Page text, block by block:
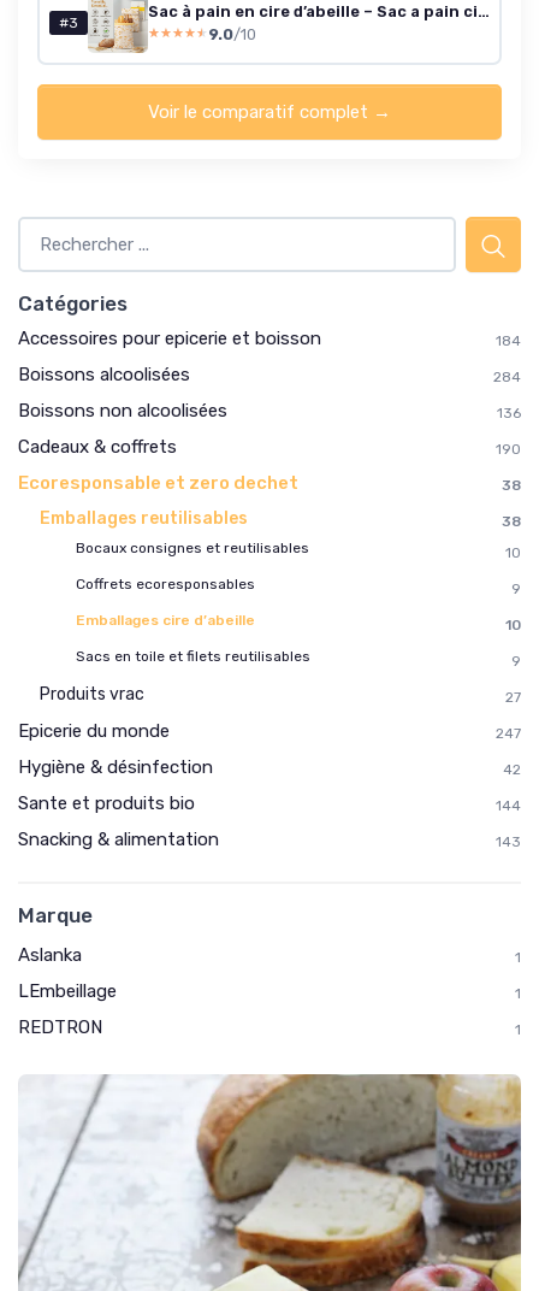
#3
Sac à pain en cire d’abeille – Sac a pain cire abeille réutilisable, extra large avec boucle ou fermeture éclair, conservation durable, pliable et facile à nettoyer (STYLE-B)
★★★★★
★★★★★ 9.0/10
Voir le comparatif complet →
Catégories
Accessoires pour epicerie et boisson 184
Boissons alcoolisées 284
Boissons non alcoolisées 136
Cadeaux & coffrets 190
Ecoresponsable et zero dechet 38
Emballages reutilisables
38
Bocaux consignes et reutilisables
10
Coffrets ecoresponsables
9
Emballages cire d’abeille
10
Sacs en toile et filets reutilisables
9
Produits vrac 27
Epicerie du monde 247
Hygiène & désinfection 42
Sante et produits bio 144
Snacking & alimentation 143
Marque
Aslanka 1
LEmbeillage 1
REDTRON 1